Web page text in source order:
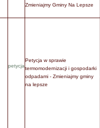
Zmieniajmy Gminy Na Lepsze
petycja
Petycja w sprawie
termomodernizacji i gospodarki
odpadami - Zmieniajmy gminy
na lepsze